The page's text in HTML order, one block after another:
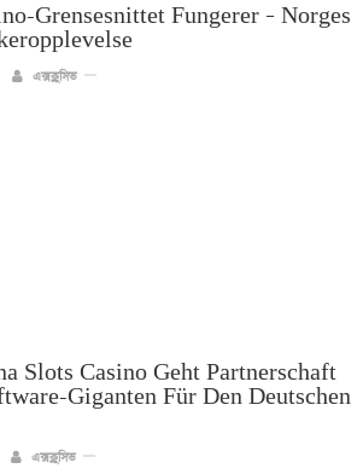
Grensesnittet Fungerer – Norges
এক্সক্লুসিভ
Slots Casino Geht Partnerschaft
Giganten Für Den Deutschen
এক্সক্লুসিভ